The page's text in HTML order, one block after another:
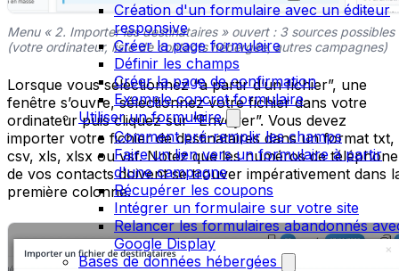
Création d'un formulaire avec un éditeur
responsive
Créer la page formulaire
Définir les champs
Créer la page de confirmation
Exemple concret formulaire
Utiliser un formulaire
Comment pré-remplir les champs
Faire un lien vers un formulaire à partir
d'une campagne
Récupérer les coupons
Intégrer un formulaire sur votre site
Relancer les formulaires abandonnés
Google Display
Bases de données hébergées
Menu « 2. Importer les destinataires » ouvert : 3 sources possibles
(votre ordinateur, liste de contacts hébergée, autres campagnes)
Lorsque vous sélectionnez “à partir d’un fichier”, une
fenêtre s’ouvre, sélectionnez votre fichier dans votre
ordinateur puis cliquez sur “Envoyer”. Vous devez
importer votre fichier de destinataires dans un format txt,
csv, xls, xlsx ou vsf. Notez que les numéros de téléphone
de vos contacts doivent se trouver impérativement dans
première colonne.